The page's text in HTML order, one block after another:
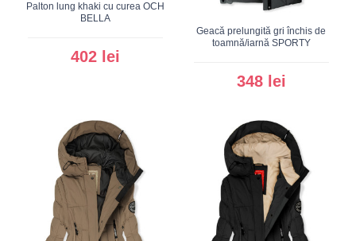
Palton lung khaki cu curea OCH
BELLA
402 lei
Geacă prelungită gri închis de
toamnă/iarnă SPORTY
348 lei